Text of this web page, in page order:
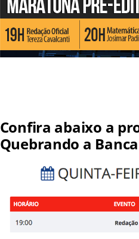
Confira abaixo a
Quebrando a